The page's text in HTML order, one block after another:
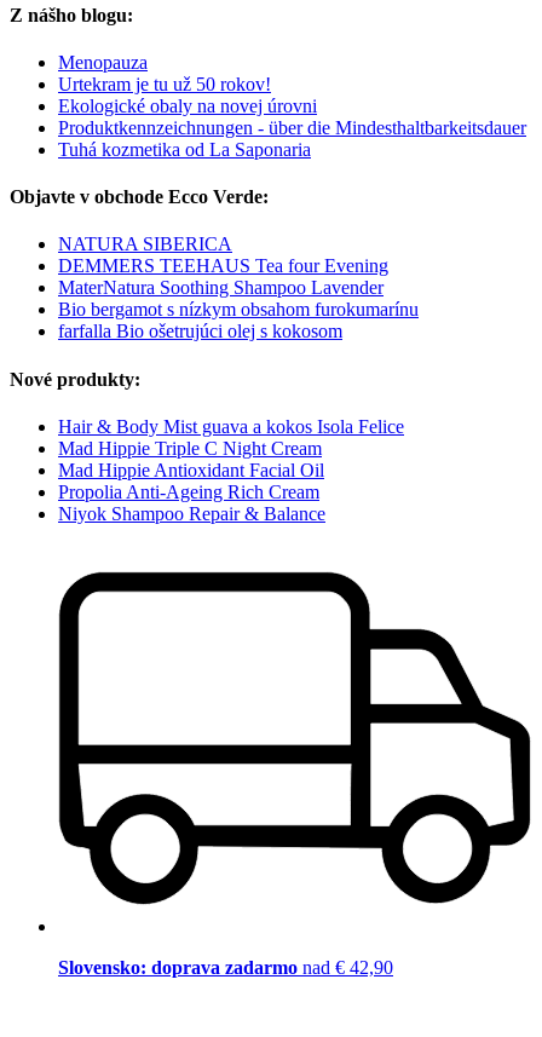
Z nášho blogu:
Menopauza
Urtekram je tu už 50 rokov!
Ekologické obaly na novej úrovni
Produktkennzeichnungen - über die Mindesthaltbarkeitsdauer
Tuhá kozmetika od La Saponaria
Objavte v obchode Ecco Verde:
NATURA SIBERICA
DEMMERS TEEHAUS Tea four Evening
MaterNatura Soothing Shampoo Lavender
Bio bergamot s nízkym obsahom furokumarínu
farfalla Bio ošetrujúci olej s kokosom
Nové produkty:
Hair & Body Mist guava a kokos Isola Felice
Mad Hippie Triple C Night Cream
Mad Hippie Antioxidant Facial Oil
Propolia Anti-Ageing Rich Cream
Niyok Shampoo Repair & Balance
Slovensko: doprava zadarmo nad € 42,90